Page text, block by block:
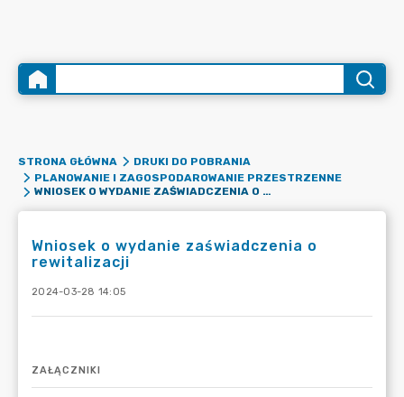
STRONA GŁÓWNA
DRUKI DO POBRANIA
PLANOWANIE I ZAGOSPODAROWANIE PRZESTRZENNE
WNIOSEK O WYDANIE ZAŚWIADCZENIA O REWITALIZACJI
Wniosek o wydanie zaświadczenia o
rewitalizacji
2024-03-28 14:05
ZAŁĄCZNIKI